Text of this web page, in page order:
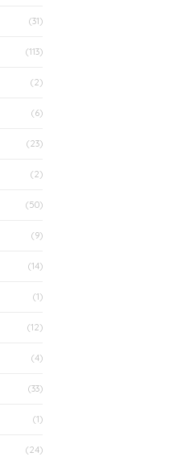
(31)
(113)
(2)
(6)
(23)
(2)
(50)
(9)
(14)
(1)
(12)
(4)
(33)
(1)
(24)